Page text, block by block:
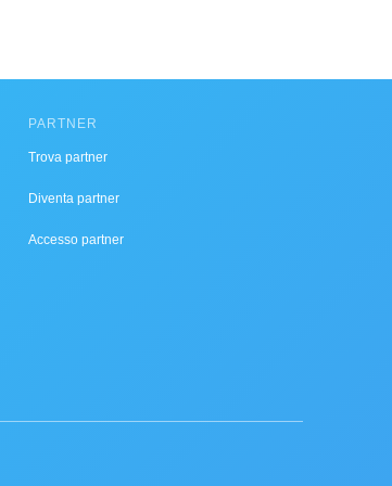
PARTNER
Trova partner
Diventa partner
Accesso partner